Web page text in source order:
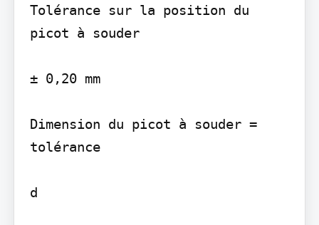
Tolérance sur la position du
picot à souder
± 0,20 mm
Dimension du picot à souder =
tolérance
d